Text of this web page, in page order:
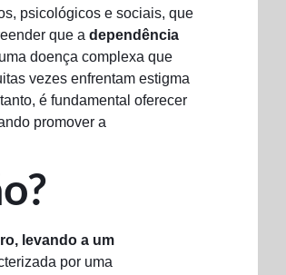
psicológicos e sociais, que
que a dependência
doença complexa que
vezes enfrentam estigma
é fundamental oferecer
promover a
levando a um
por uma